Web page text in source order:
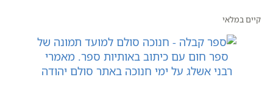
קיים במלאי